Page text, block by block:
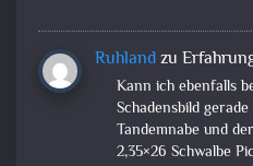
Ruhlandzu
Kann ich ebenfalls
Schadensbild
Tandemnabe und
2,35×26 Schwalbe